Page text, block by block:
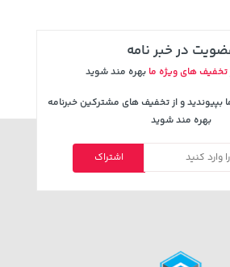
خرید 42,579,000 تومان
در خبر نامه
تخفیف های ویژه ما بهره مند شوید
بپیوندید و از تخفیف های مشترکین خبرنامه
بهره مند شوید
اشتراک